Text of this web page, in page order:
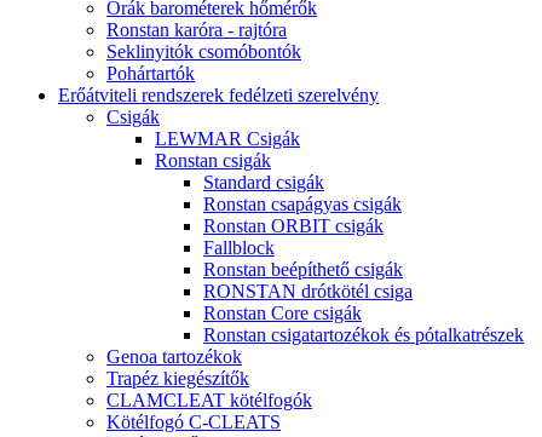
Órák barométerek hőmérők
Ronstan karóra - rajtóra
Seklinyitók csomóbontók
Pohártartók
Erőátviteli rendszerek fedélzeti szerelvény
Csigák
LEWMAR Csigák
Ronstan csigák
Standard csigák
Ronstan csapágyas csigák
Ronstan ORBIT csigák
Fallblock
Ronstan beépíthető csigák
RONSTAN drótkötél csiga
Ronstan Core csigák
Ronstan csigatartozékok és pótalkatrészek
Genoa tartozékok
Trapéz kiegészítők
CLAMCLEAT kötélfogók
Kötélfogó C-CLEATS